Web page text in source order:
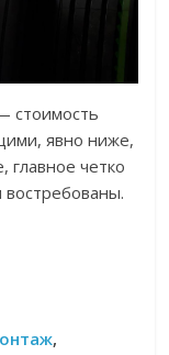
стоимость
явно ниже,
главное четко
востребованы.
,